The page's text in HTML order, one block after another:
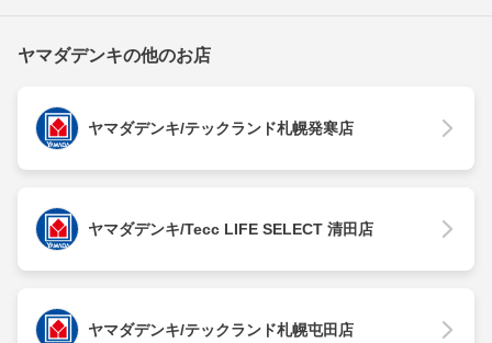
ヤマダデンキの他のお店
ヤマダデンキ/テックランド札幌発寒店
ヤマダデンキ/Tecc LIFE SELECT 清田店
ヤマダデンキ/テックランド札幌屯田店